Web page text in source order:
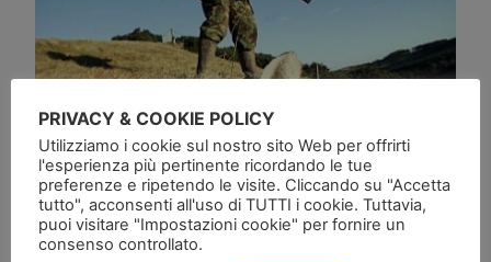
PRIVACY & COOKIE POLICY
Utilizziamo i cookie sul nostro sito Web per offrirti
l'esperienza più pertinente ricordando le tue
preferenze e ripetendo le visite. Cliccando su "Accetta
tutto", acconsenti all'uso di TUTTI i cookie. Tuttavia,
puoi visitare "Impostazioni cookie" per fornire un
consenso controllato.